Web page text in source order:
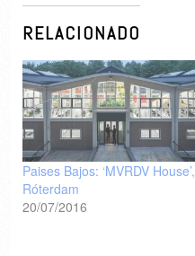
RELACIONADO
Paises Bajos: ‘MVRDV House’,
Róterdam
20/07/2016